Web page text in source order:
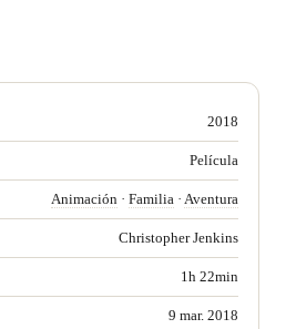
2018
Película
Animación · Familia · Aventura
Christopher Jenkins
1h 22min
9 mar. 2018